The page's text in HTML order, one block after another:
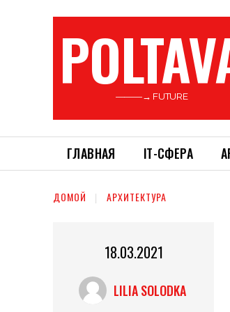
———→ FUTURE
ГЛАВНАЯ ІТ-СФЕРА
ДОМОЙ АРХИТЕКТУРА
18.03.2021
LILIA SOLODKA